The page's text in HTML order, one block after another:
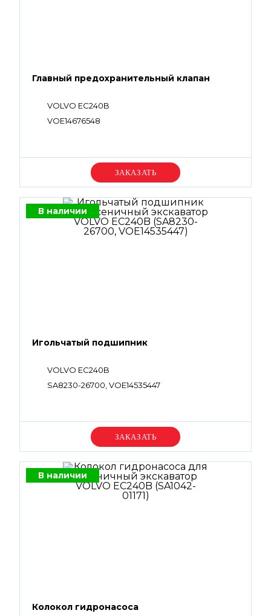
Главный предохранительный клапан
VOLVO EC240B
VOE14676548
Уточняйте цену
В наличии
Игольчатый подшипник
VOLVO EC240B
SA8230-26700, VOE14535447
Уточняйте цену
В наличии
Колокол гидронасоса